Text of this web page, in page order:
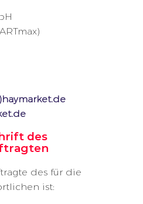
des
des für die
ist: